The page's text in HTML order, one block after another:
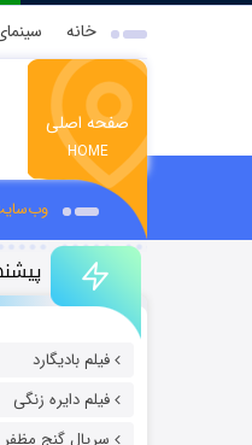
خانه
صفحه اصلی
HOME
فیلم بادیگارد
فیلم دایره زنگی
سریال گنج مظفر